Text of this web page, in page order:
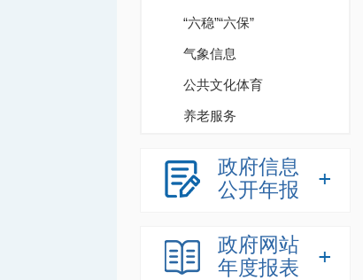
“六稳”“六保”
气象信息
公共文化体育
养老服务
政府信息
公开年报
政府网站
年度报表